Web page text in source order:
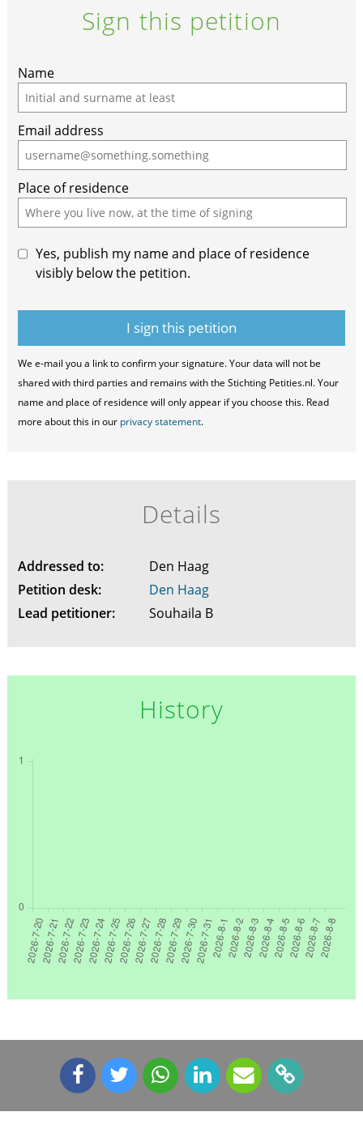
Sign this petition
Name
Email address
Place of residence
Yes, publish my name and place of residence
visibly below the petition.
We e-mail you a link to confirm your signature. Your data will not be
shared with third parties and remains with the Stichting Petities.nl. Your
name and place of residence will only appear if you choose this. Read
more about this in our privacy statement.
Details
Addressed to:
Den Haag
Petition desk:
Den Haag
Lead petitioner:
Souhaila B
History